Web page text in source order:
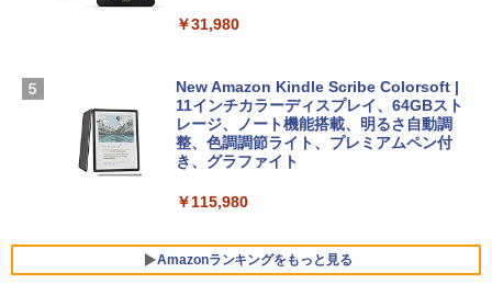
FMV ノートパソコン WE1-K3 (MS 365 P
ersonal/Copilotキー搭載/Win 11/15.6型/
Core i5/16GB/SSD 512GB/ホワイト) FM
VWK3E15W_AZ
￥139,880
ト): Java & Bedrock Edition | オンライ
￥3,600
ェクトリストと最新エミュレータ紹介
￥31,980
New Amazon Kindle Scribe Colorsoft |
11インチカラーディスプレイ、64GBスト
レージ、ノート機能搭載、明るさ自動調
整、色調調節ライト、プレミアムペン付
き、グラファイト
￥115,980
Amazonランキングをもっと見る